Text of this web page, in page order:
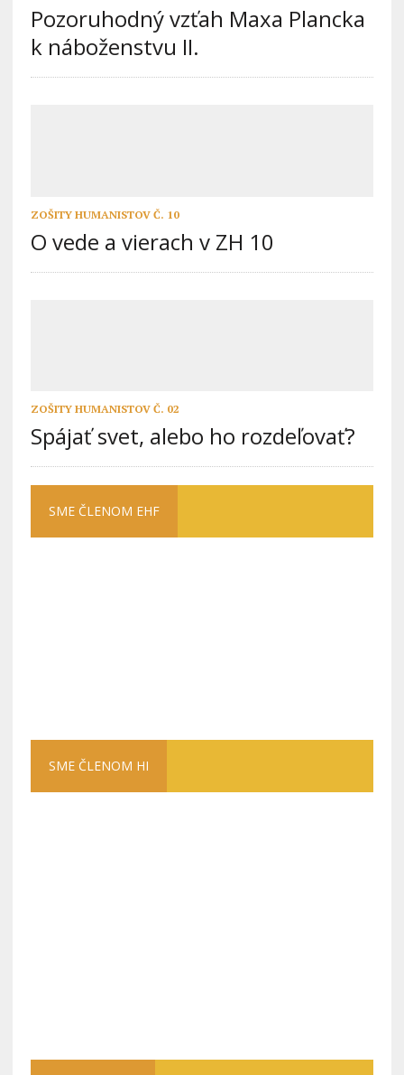
Pozoruhodný vzťah Maxa Plancka
k náboženstvu II.
ZOŠITY HUMANISTOV Č. 10
O vede a vierach v ZH 10
ZOŠITY HUMANISTOV Č. 02
Spájať svet, alebo ho rozdeľovať?
SME ČLENOM EHF
SME ČLENOM HI